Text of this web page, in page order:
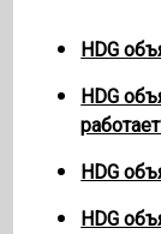
HDG
HDG
HDG
HDG